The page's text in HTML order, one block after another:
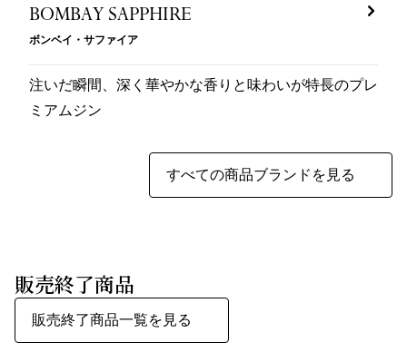
BOMBAY SAPPHIRE
ボンベイ・サファイア
注いだ瞬間、深く華やかな香りと味わいが特長のプレ
ミアムジン
すべての商品ブランドを見る
販売終了商品
販売終了商品一覧を見る